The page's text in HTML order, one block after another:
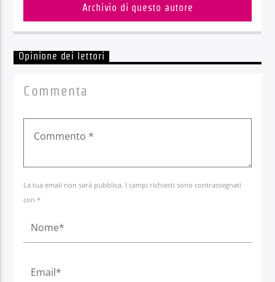
Archivio di questo autore
Opinione dei lettori
Commenta
La tua email non sarà pubblica. I campi richiesti sono contrassegnati
con *